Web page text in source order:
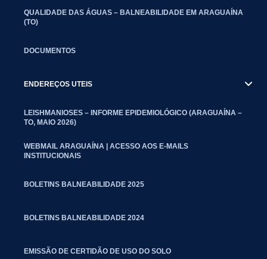
QUALIDADE DAS ÁGUAS – BALNEABILIDADE EM ARAGUAÍNA
(TO)
DOCUMENTOS
ENDEREÇOS UTEIS
LEISHMANIOSES – INFORME EPIDEMIOLÓGICO (ARAGUAÍNA –
TO, MAIO 2026)
WEBMAIL ARAGUAÍNA | ACESSO AOS E-MAILS
INSTITUCIONAIS
BOLETINS BALNEABILIDADE 2025
BOLETINS BALNEABILIDADE 2024
EMISSÃO DE CERTIDÃO DE USO DO SOLO